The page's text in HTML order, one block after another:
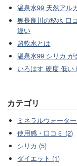
温泉水99 天然アル
奥長良川の秘水 口
違い
超軟水とは
温泉水99 シリカ
いろはす 硬度 低い
カテゴリ
ミネラルウォータ
使用感・口コミ (2)
シリカ (5)
ダイエット (1)